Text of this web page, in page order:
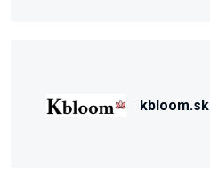
kbloom.sk